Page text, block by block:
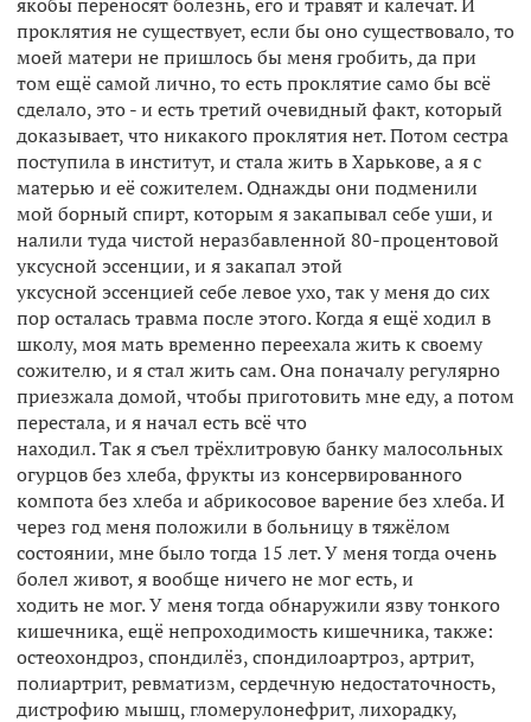
якобы переносят болезнь, его и травят и калечат. И
проклятия не существует, если бы оно существовало, то
моей матери не пришлось бы меня гробить, да при
том ещё самой лично, то есть проклятие само бы всё
сделало, это - и есть третий очевидный факт, который
доказывает, что никакого проклятия нет. Потом сестра
поступила в институт, и стала жить в Харькове, а я с
матерью и её сожителем. Однажды они подменили
мой борный спирт, которым я закапывал себе уши, и
налили туда чистой неразбавленной 80-процентовой
уксусной эссенции, и я закапал этой
уксусной эссенцией себе левое ухо, так у меня до сих
пор осталась травма после этого. Когда я ещё ходил в
школу, моя мать временно переехала жить к своему
сожителю, и я стал жить сам. Она поначалу регулярно
приезжала домой, чтобы приготовить мне еду, а потом
перестала, и я начал есть всё что
находил. Так я съел трёхлитровую банку малосольных
огурцов без хлеба, фрукты из консервированного
компота без хлеба и абрикосовое варение без хлеба. И
через год меня положили в больницу в тяжёлом
состоянии, мне было тогда 15 лет. У меня тогда очень
болел живот, я вообще ничего не мог есть, и
ходить не мог. У меня тогда обнаружили язву тонкого
кишечника, ещё непроходимость кишечника, также:
остеохондроз, спондилёз, спондилоартроз, артрит,
полиартрит, ревматизм, сердечную недостаточность,
дистрофию мышц, гломерулонефрит, лихорадку,